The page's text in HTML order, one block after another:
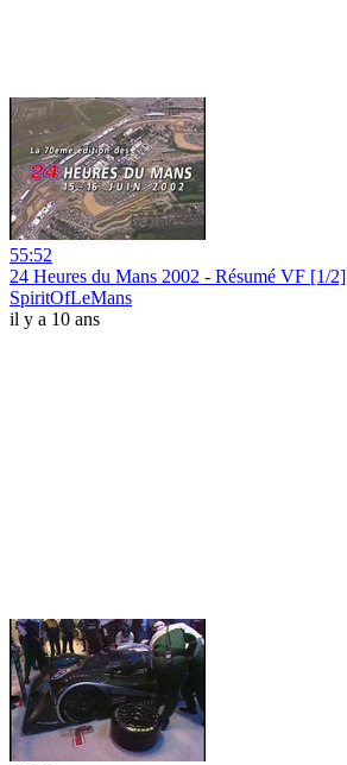
55:52
24 Heures du Mans 2002 - Résumé VF [1/2]
SpiritOfLeMans
il y a 10 ans